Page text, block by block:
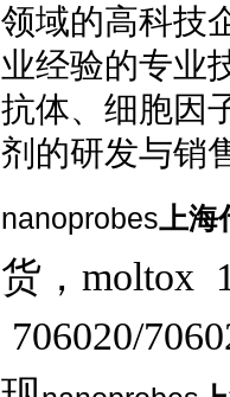
领域的高科技
业经验的专业
抗体、细胞因
剂的研发与销
nanoprobes上海
货，moltox
706020/